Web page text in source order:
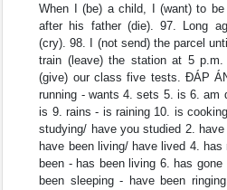
When I (be) a child, I (want) to
after his father (die). 97. Long
(cry). 98. I (not send) the parcel
train (leave) the station at 5
(give) our class five tests. ĐÁP
running - wants 4. sets 5. is 6. am
is 9. rains - is raining 10. is
studying/ have you studied 2.
have been living/ have lived 4. has
been - has been living 6. has
been sleeping - have been